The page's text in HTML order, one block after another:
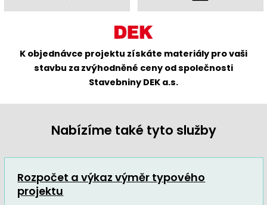
K objednávce projektu získáte materiály pro vaši
stavbu za zvýhodněné ceny od společnosti
Stavebniny DEK a.s.
Nabízíme také tyto služby
Rozpočet a výkaz výměr typového
projektu